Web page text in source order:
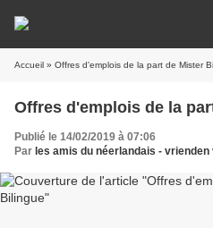
Accueil » Offres d'emplois de la part de Mister
Offres d'emplois de la
Publié le 14/02/2019 à 07:06
Par les amis du néerlandais -